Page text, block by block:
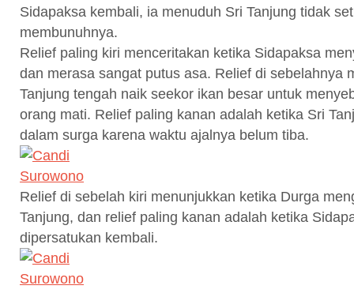
Sidapaksa kembali, ia menuduh Sri Tanjung tidak
membunuhnya.
Relief paling kiri menceritakan ketika Sidapaksa
dan merasa sangat putus asa. Relief di sebelahnya
Tanjung tengah naik seekor ikan besar untuk
orang mati. Relief paling kanan adalah ketika Sri
dalam surga karena waktu ajalnya belum tiba.
Relief di sebelah kiri menunjukkan ketika Durga
Tanjung, dan relief paling kanan adalah ketika
dipersatukan kembali.